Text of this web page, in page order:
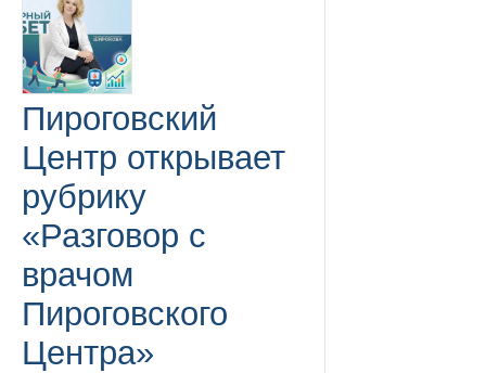
Пироговский
Центр открывает
рубрику
«Разговор с
врачом
Пироговского
Центра»